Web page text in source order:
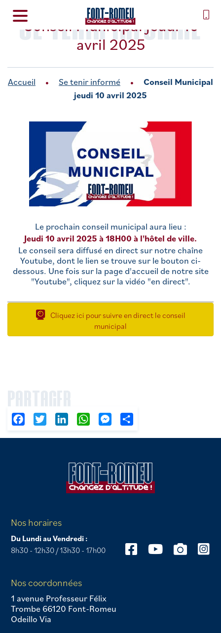
SE TENIR INFORMÉ
Conseil Municipal jeudi 10
avril 2025
Accueil Se tenir informé
Conseil Municipal
jeudi 10 avril 2025
Le prochain conseil municipal aura lieu :
Jeudi 10 avril 2025 à 18H00 à l'hôtel de ville.
Le conseil sera diffusé en direct sur notre chaîne
Youtube, dont le lien se trouve sur le bouton ci-
dessous. Une fois sur la page d'accueil de notre site
"Youtube", cliquez sur la vidéo "en direct".
Cliquez ici pour suivre en direct le conseil
municipal
PARTAGER
FacebookTwitter LinkedIn WhatsAppMessenger
Nos horaires
Du Lundi au Vendredi :
8h30 - 12h30 / 13h30 - 17h00
Nos coordonnées
1 avenue Professeur Félix
Trombe 66120 Font-Romeu
Odeillo Via